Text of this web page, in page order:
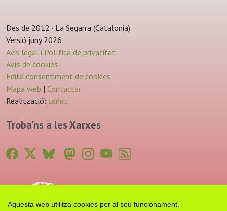
Aquesta web utilitza cookies per al seu funcionament.
Des de 2012 · La Segarra (Catalonia)
Versió juny 2026
Avis legal i Política de privacitat
Avís de cookies
Edita consentiment de cookies
Mapa web | Contactar
Realització: cdnet
Troba'ns a les Xarxes